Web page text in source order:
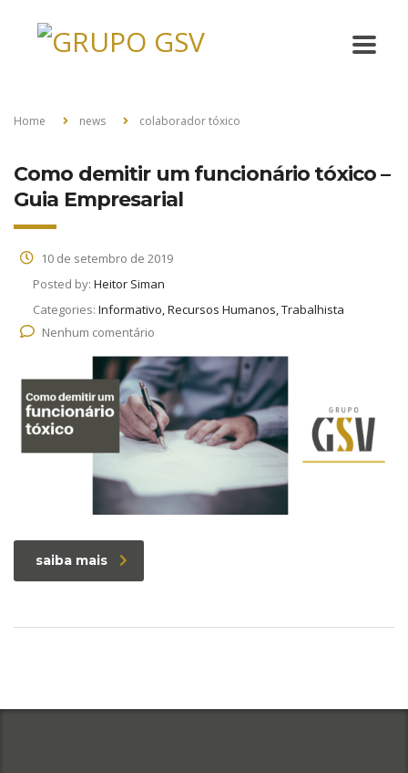
Home news colaborador tóxico
Como demitir um funcionário tóxico –
Guia Empresarial
10 de setembro de 2019
Posted by: Heitor Siman
Categories: Informativo, Recursos Humanos, Trabalhista
Nenhum comentário
saiba mais